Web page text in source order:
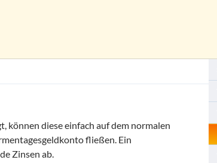
diese einfach auf dem normalen
fließen. Ein
Zinsen ab.